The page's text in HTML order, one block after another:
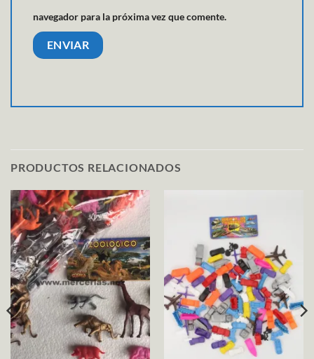
navegador para la próxima vez que comente.
PRODUCTOS RELACIONADOS